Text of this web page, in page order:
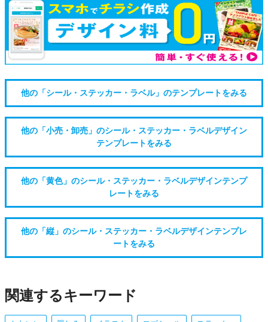
他の「シール・ステッカー・ラベル」のテンプレートをみる
他の「小売・卸売」のシール・ステッカー・ラベルデザイン
テンプレートをみる
他の「黄色」のシール・ステッカー・ラベルデザインテンプ
レートをみる
他の「縦」のシール・ステッカー・ラベルデザインテンプレ
ートをみる
関連するキーワード